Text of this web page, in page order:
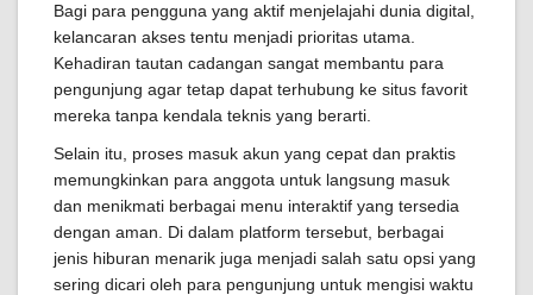
Bagi para pengguna yang aktif menjelajahi dunia digital,
kelancaran akses tentu menjadi prioritas utama.
Kehadiran tautan cadangan sangat membantu para
pengunjung agar tetap dapat terhubung ke situs favorit
mereka tanpa kendala teknis yang berarti.
Selain itu, proses masuk akun yang cepat dan praktis
memungkinkan para anggota untuk langsung masuk
dan menikmati berbagai menu interaktif yang tersedia
dengan aman. Di dalam platform tersebut, berbagai
jenis hiburan menarik juga menjadi salah satu opsi yang
sering dicari oleh para pengunjung untuk mengisi waktu